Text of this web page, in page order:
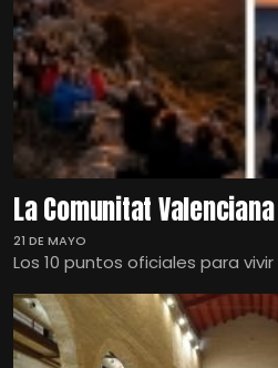
La Comunitat
21 DE MAYO
Los 10 puntos oficiales para vivir